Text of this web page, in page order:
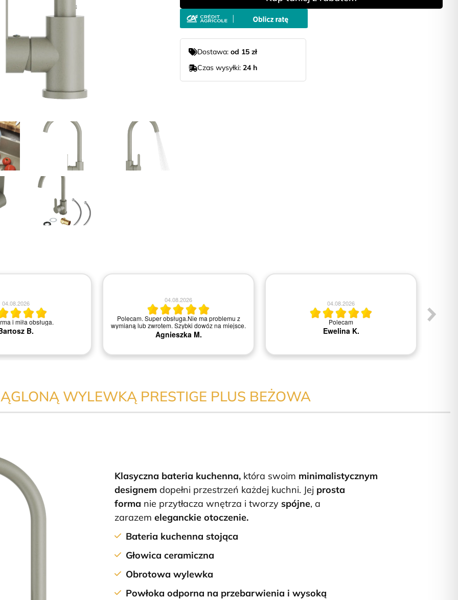
Dostawa:od 15 zł
Czas wysyłki:24 h
04.08.2026
i miła obsługa.
B.
04.08.2026
Polecam. Super obsługa.Nie ma problemu z
wymianą lub zwrotem. Szybki dowóz na miejsce.
Agnieszka M.
04.08.2026
Polecam
Ewelina K.
WYLEWKĄ PRESTIGE PLUS BEŻOWA
Klasyczna bateria kuchenna, która swoim minimalistycznym
designem dopełni przestrzeń każdej kuchni. Jej prosta
forma nie przytłacza wnętrza i tworzy spójne, a
zarazem eleganckie otoczenie.
Bateria kuchenna stojąca
Głowica ceramiczna
Obrotowa wylewka
Powłoka odporna na przebarwienia i wysoką